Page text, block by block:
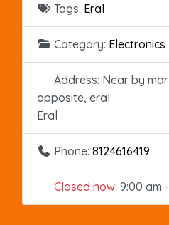
Tags: Eral
Category: Electronics
Address: Near by
opposite, eral
Eral
Phone: 8124616419
Closed now: 9:00 am